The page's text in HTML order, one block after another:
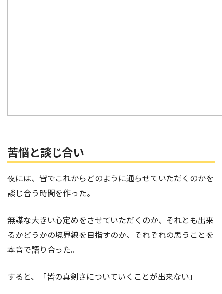
苦悩と談じ合い
夜には、皆でこれからどのように通らせていただくのかを
談じ合う時間を作った。
無謀な大きい心定めをさせていただくのか、それとも出来
るかどうかの境界線を目指すのか、それぞれの思うことを
本音で語り合った。
すると、「皆の真剣さについていくことが出来ない」